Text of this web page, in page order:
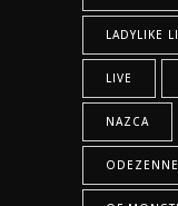
LADYLIKE
LIVE
NAZCA
ODEZENNE